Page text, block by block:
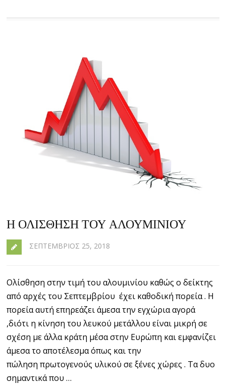
Η ΟΛΊΣΘΗΣΗ ΤΟΥ ΑΛΟΥΜΙΝΊΟΥ
ΣΕΠΤΈΜΒΡΙΟΣ 25, 2018
Ολίσθηση στην τιμή του αλουμινίου καθώς ο δείκτης
από αρχές του Σεπτεμβρίου έχει καθοδική πορεία . Η
πορεία αυτή επηρεάζει άμεσα την εγχώρια αγορά
,διότι η κίνηση του λευκού μετάλλου είναι μικρή σε
σχέση με άλλα κράτη μέσα στην Ευρώπη και εμφανίζει
άμεσα το αποτέλεσμα όπως και την
πώληση πρωτογενούς υλικού σε ξένες χώρες . Τα δυο
σημαντικά που …